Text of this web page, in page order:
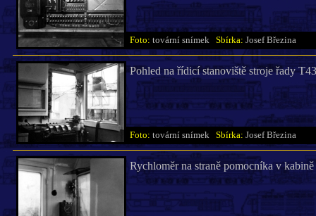
Foto: tovární snímek Sbírka: Josef Březina
Pohled na řídicí stanoviště stroje řady
Foto: tovární snímek Sbírka: Josef Březina
Rychloměr na straně pomocníka v